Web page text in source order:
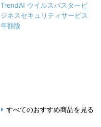
TrendAI ウイルスバスタービ
ジネスセキュリティサービス
年額版
すべてのおすすめ商品を見る